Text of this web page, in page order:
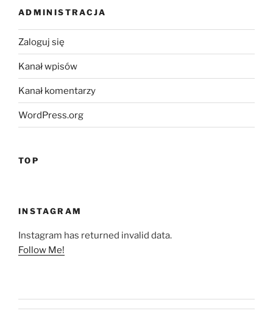
ADMINISTRACJA
Zaloguj się
Kanał wpisów
Kanał komentarzy
WordPress.org
TOP
INSTAGRAM
Instagram has returned invalid data.
Follow Me!